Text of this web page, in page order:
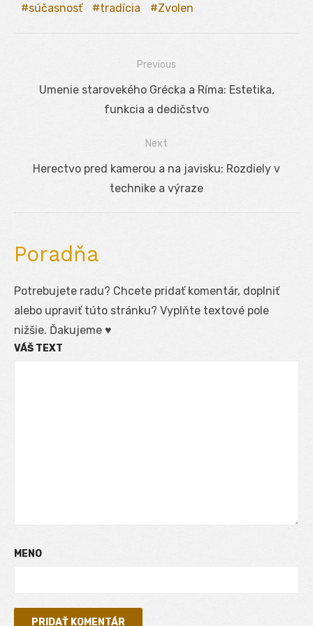
súčasnosť
tradícia Zvolen
Navigácia
Previous
Previous
Umenie starovekého Grécka a Ríma: Estetika,
funkcia a dedičstvo
Next
Next
Herectvo pred kamerou a na javisku: Rozdiely v
technike a výraze
Poradňa
Potrebujete radu? Chcete pridať komentár, doplniť
alebo upraviť túto stránku? Vyplňte textové pole
nižšie. Ďakujeme ♥
VÁŠ TEXT
MENO